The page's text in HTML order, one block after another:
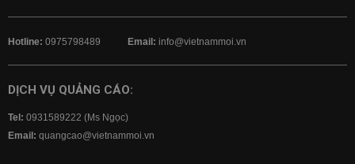
Hotline: 0975798489 Email: info@vietnammoi.vn
DỊCH VỤ QUẢNG CÁO:
Tel: 0931589222 (Ms Ngọc)
Email: quangcao@vietnammoi.vn